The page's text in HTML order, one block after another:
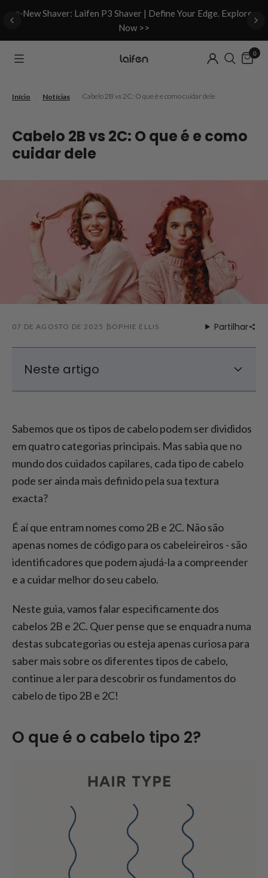
✨New Shaver: Laifen P3 Shaver | Define Your Edge. Explore
Now >>
0
Início Notícias Cabelo 2B vs 2C: O que é e como cuidar dele
Cabelo 2B vs 2C: O que é e como
cuidar dele
07 DE AGOSTO DE 2025 SOPHIE ELLIS Partilhar
Neste artigo
Como cuidar do cabelo ondulado tipo 2
Penteados para Cabelo Ondulado Tipo 2
Conclusão: Cabelo 2B vs 2C
Sabemos que os tipos de cabelo podem ser divididos
em quatro categorias principais. Mas sabia que no
mundo dos cuidados capilares, cada tipo de cabelo
pode ser ainda mais definido pela sua textura
exacta?
É aí que entram nomes como 2B e 2C. Não são
apenas nomes de código para os cabeleireiros - são
identificadores que podem ajudá-la a compreender
e a cuidar melhor do seu cabelo.
Neste guia, vamos falar especificamente dos
cabelos 2B e 2C. Quer pense que se enquadra numa
destas subcategorias ou esteja apenas curiosa para
saber mais sobre os diferentes tipos de cabelo,
continue a ler para descobrir os fundamentos do
cabelo de tipo 2B e 2C!
O que é o cabelo tipo 2?